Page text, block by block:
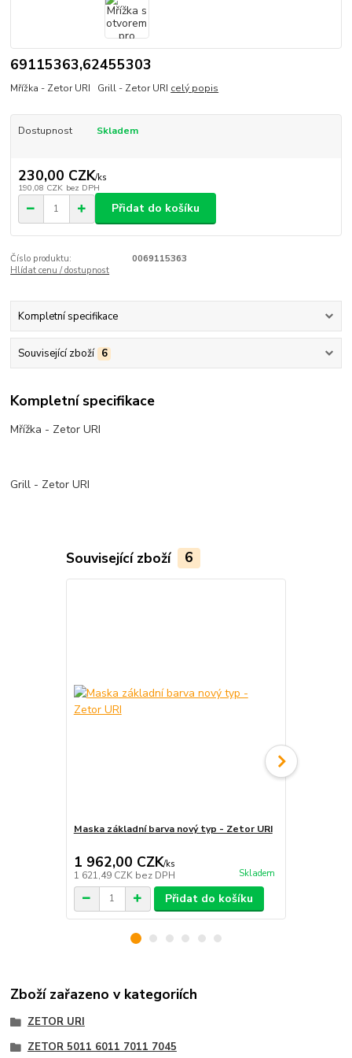
69115363,62455303
Mřížka - Zetor URI Grill - Zetor URI celý popis
Dostupnost Skladem
230,00 CZK/ks
190,08 CZK bez DPH
Přidat do košíku
Číslo produktu:
0069115363
Hlídat cenu / dostupnost
Kompletní specifikace
Související zboží 6
Kompletní specifikace
Mřížka - Zetor URI
Grill - Zetor URI
Související zboží 6
Maska základní barva nový typ - Zetor URI
1 962,00 CZK/ks
1 621,49 CZK bez DPH Skladem
Přidat do košíku
Zboží zařazeno v kategoriích
ZETOR URI
ZETOR 5011 6011 7011 7045